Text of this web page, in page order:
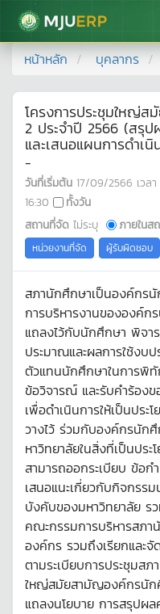
มหาวิทยาลัยแม่โจ้
หน้าหลัก บุคลากร
โครงการประชุมใหญ่
2 ประจำปี 2566 (สรุป
และเสนอแผนการดำเ
-
วันที่เริ่มต้น 17/09/2566 เวลา
16:30
ทั้งวัน
สถานที่จัด ไม่ระบุ ภายในส
หน่วยงานที่จัด ผู้รับผิดชอบ
สภานักศึกษาเป็นองค์กร
การบริหารงานขององค์ก
แถลงไว้กับนักศึกษา พิจา
ประมาณและผลการใช้ง
ตัวแทนนักศึกษาในการพิ
ข้อวิจารณ์ และรับคำร้อง
เพื่อดำเนินการให้เป็นปร
วางไว้ ร่วมกับองค์กรนัก
หาวิทยาลัยในสิ่งที่เป็นปร
สามารถออกระเบียบ ข้อ
เสนอแนะเกี่ยวกับกิจกรร
บังคับของมหาวิทยาลัย ร
คณะกรรมการบริหารสภา
องค์กร รวมถึงเรียกและจั
ตามระเบียบการประชุมส
ใหญ่สมัยสามัญองค์กรนัก
แถลงนโยบาย การสรุปผ